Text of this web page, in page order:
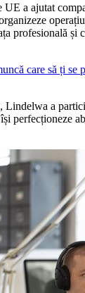
a ajutat
profesională și
care să ți se
Lindelwa a
perfecționeze